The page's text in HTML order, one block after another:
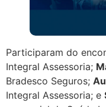
Participaram do
Integral Assessoria;
Bradesco Seguros;
Integral Assessoria; e